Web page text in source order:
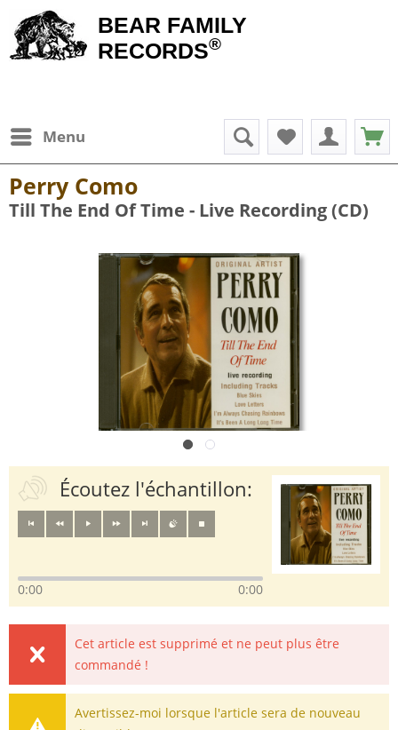
BEAR FAMILY
RECORDS®
Menu
Perry Como
Till The End Of Time - Live Recording (CD)
Écoutez l'échantillon:
0:00 0:00
Cet article est supprimé et ne peut plus être
commandé !
Avertissez-moi lorsque l'article sera de nouveau